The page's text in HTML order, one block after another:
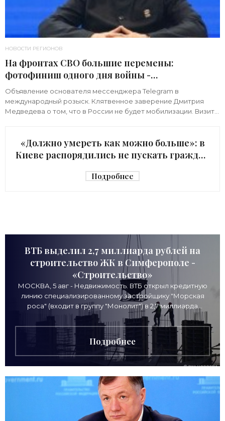
НОВОСТИ РЕГИОНОВ
На фронтах СВО большие перемены:
фотофиниш одного дня войны -
«Недвижимость»
Объявление основателя мессенджера Telegram в
международный розыск. Клятвенное заверение Дмитрия
Медведева о том, что в России не будет мобилизации. Визит
«Должно умереть как можно больше»: в
Киеве распорядились не пускать граждан
Подробнее
ВТБ выделил 2,7 миллиарда рублей на
строительство ЖК в Симферополе -
«Строительство»
МОСКВА, 5 авг - Недвижимость. ВТБ открыл кредитную
линию специализированному застройщику "Морская
роса" (входит в группу "Монолит") в 2,7 миллиарда
рублей для
Подробнее